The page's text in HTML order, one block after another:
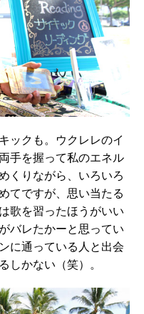
ックも。ウクレレのイ
手を握って私のエネル
くりながら、いろいろ
てですが、思い当たる
歌を習ったほうがいい
バレたかーと思ってい
に通っている人と出会
しかない（笑）。